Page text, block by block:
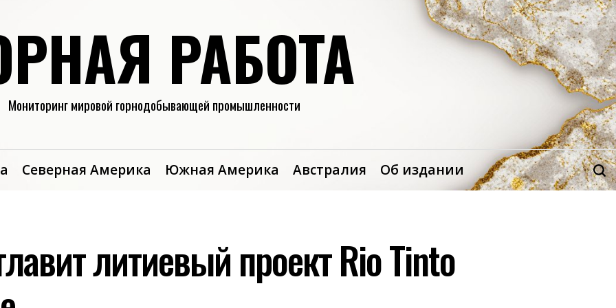
РАБОТА
Мониторинг мировой горнодобывающей промышленности
Северная Америка Южная Америка Австралия Об издании
литиевый проект Rio Tinto